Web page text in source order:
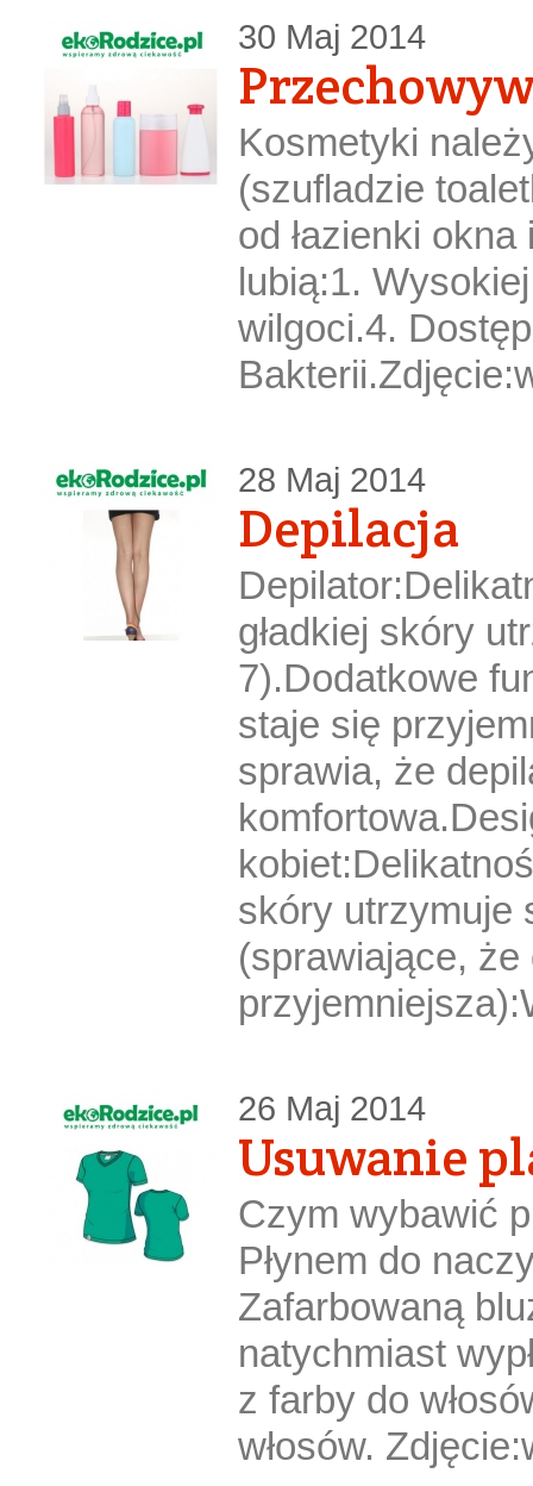
30 Maj 2014
Kosmetyki
(szufladzie
od łazienki
lubią:1.
wilgoci.4.
28 Maj 2014
Depilacja
gładkiej skóry
7).Dodatkowe
staje się
sprawia, że
skóry utrzymuje
(sprawiające,
26 Maj 2014
Usuwanie
Czym wybawić
Płynem do
Zafarbowaną
natychmiast
z farby do
włosów.